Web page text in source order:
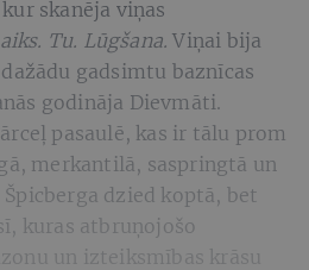
skanēja viņas
Tu. Lūgšana.Viņai bija
gadsimtu baznīcas
godināja Dievmāti.
pasaulē, kas ir tālu prom
merkantilā, saspringtā un
dzied koptā, bet
kuras atbruņojošo
un izteiksmības krāsu